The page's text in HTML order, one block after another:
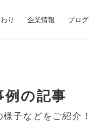
り 企業情報 ブログ
例の記事
子などをご紹介！